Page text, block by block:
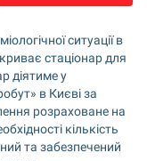
ситуації в
стаціонар для
діятиме у
в Києві за
розраховане на
кількість
та забезпечений